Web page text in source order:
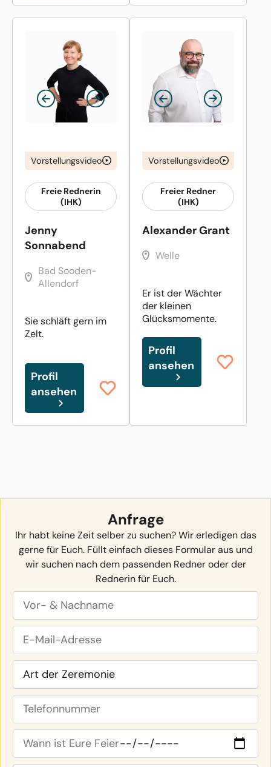
Vorstellungsvideo
Freie Rednerin
(IHK)
Jenny
Sonnabend
Bad Sooden-
Allendorf
Sie schläft gern im
Zelt.
Profil
ansehen
Vorstellungsvideo
Freier Redner
(IHK)
Alexander Grant
Welle
Er ist der Wächter
der kleinen
Glücksmomente.
Profil
ansehen
Anfrage
Ihr habt keine Zeit selber zu suchen? Wir erledigen das
gerne für Euch. Füllt einfach dieses Formular aus und
wir suchen nach dem passenden Redner oder der
Rednerin für Euch.